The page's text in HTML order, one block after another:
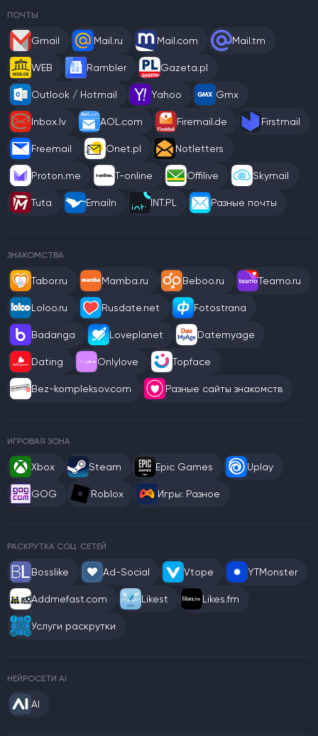
ПОЧТЫ
Gmail Mail.ru Mail.com Mail.tm
WEB Rambler Gazeta.pl
Outlook / Hotmail Yahoo Gmx
Inbox.lv AOL.com Firemail.de Firstmail
Freemail Onet.pl Notletters
Proton.me T-online Offilive Skymail
Tuta Emailn INT.PL Разные почты
ЗНАКОМСТВА
Tabor.ru Mamba.ru Beboo.ru Teamo.ru
Loloo.ru Rusdate.net Fotostrana
Badanga Loveplanet Datemyage
Dating Onlylove Topface
Bez-kompleksov.com Разные сайты знакомств
ИГРОВАЯ ЗОНА
Xbox Steam Epic Games Uplay
GOG Roblox Игры: Разное
РАСКРУТКА СОЦ. СЕТЕЙ
Bosslike Ad-Social Vtope YTMonster
Addmefast.com Likest Likes.fm
Услуги раскрутки
НЕЙРОСЕТИ AI
AI